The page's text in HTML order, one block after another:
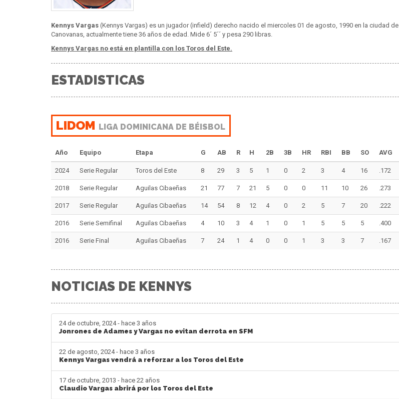
Kennys Vargas (Kennys Vargas) es un jugador (infield) derecho nacido el miercoles 01 de agosto, 1990 en la ciudad de
Canovanas, actualmente tiene 36 años de edad. Mide 6´ 5´´ y pesa 290 libras.
Kennys Vargas no está en plantilla con los Toros del Este.
ESTADISTICAS
LIDOM LIGA DOMINICANA DE BÉISBOL
Año Equipo Etapa G AB R H 2B 3B HR RBI BB SO AVG
2024 Serie Regular Toros del Este 8 29 3 5 1 0 2 3 4 16 .172
2018 Serie Regular Aguilas Cibaeñas 21 77 7 21 5 0 0 11 10 26 .273
2017 Serie Regular Aguilas Cibaeñas 14 54 8 12 4 0 2 5 7 20 .222
2016 Serie Semifinal Aguilas Cibaeñas 4 10 3 4 1 0 1 5 5 5 .400
2016 Serie Final Aguilas Cibaeñas 7 24 1 4 0 0 1 3 3 7 .167
NOTICIAS DE KENNYS
24 de octubre, 2024 - hace 3 años
Jonrones de Adames y Vargas no evitan derrota en SFM
22 de agosto, 2024 - hace 3 años
Kennys Vargas vendrá a reforzar a los Toros del Este
17 de octubre, 2013 - hace 22 años
Claudio Vargas abrirá por los Toros del Este